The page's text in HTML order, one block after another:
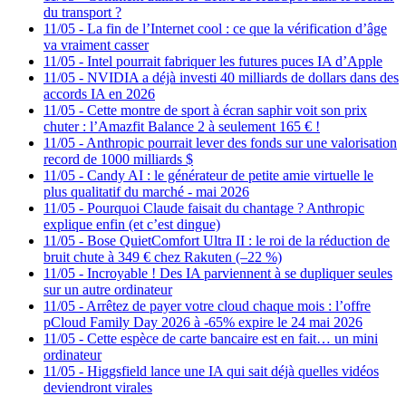
du transport ?
11/05 - La fin de l’Internet cool : ce que la vérification d’âge
va vraiment casser
11/05 - Intel pourrait fabriquer les futures puces IA d’Apple
11/05 - NVIDIA a déjà investi 40 milliards de dollars dans des
accords IA en 2026
11/05 - Cette montre de sport à écran saphir voit son prix
chuter : l’Amazfit Balance 2 à seulement 165 € !
11/05 - Anthropic pourrait lever des fonds sur une valorisation
record de 1000 milliards $
11/05 - Candy AI : le générateur de petite amie virtuelle le
plus qualitatif du marché - mai 2026
11/05 - Pourquoi Claude faisait du chantage ? Anthropic
explique enfin (et c’est dingue)
11/05 - Bose QuietComfort Ultra II : le roi de la réduction de
bruit chute à 349 € chez Rakuten (–22 %)
11/05 - Incroyable ! Des IA parviennent à se dupliquer seules
sur un autre ordinateur
11/05 - Arrêtez de payer votre cloud chaque mois : l’offre
pCloud Family Day 2026 à -65% expire le 24 mai 2026
11/05 - Cette espèce de carte bancaire est en fait… un mini
ordinateur
11/05 - Higgsfield lance une IA qui sait déjà quelles vidéos
deviendront virales